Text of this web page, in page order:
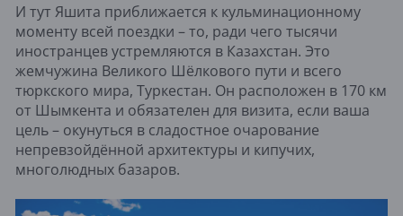
И тут Яшита приближается к кульминационному
моменту всей поездки – то, ради чего тысячи
иностранцев устремляются в Казахстан. Это
жемчужина Великого Шёлкового пути и всего
тюркского мира, Туркестан. Он расположен в 170 км
от Шымкента и обязателен для визита, если ваша
цель – окунуться в сладостное очарование
непревзойдённой архитектуры и кипучих,
многолюдных базаров.